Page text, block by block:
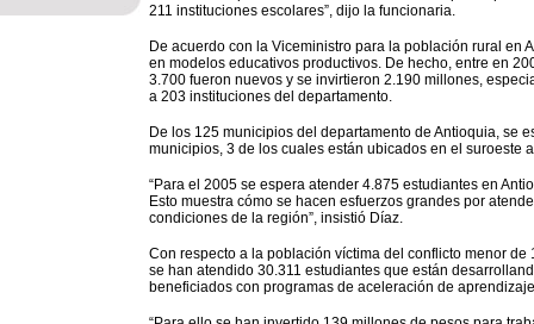
211 instituciones escolares”, dijo la funcionaria.
De acuerdo con la Viceministro para la población rural en
en modelos educativos productivos. De hecho, entre en
3.700 fueron nuevos y se invirtieron 2.190 millones,
a 203 instituciones del departamento.
De los 125 municipios del departamento de Antioquia, se
municipios, 3 de los cuales están ubicados en el suroeste
“Para el 2005 se espera atender 4.875 estudiantes en
Esto muestra cómo se hacen esfuerzos grandes por
condiciones de la región”, insistió Díaz.
Con respecto a la población víctima del conflicto menor
se han atendido 30.311 estudiantes que están
beneficiados con programas de aceleración de